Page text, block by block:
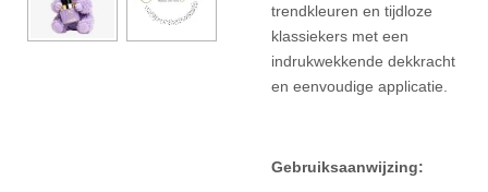
trendkleuren en tijdloze
klassiekers met een
indrukwekkende dekkracht
en eenvoudige applicatie.
Gebruiksaanwijzing: